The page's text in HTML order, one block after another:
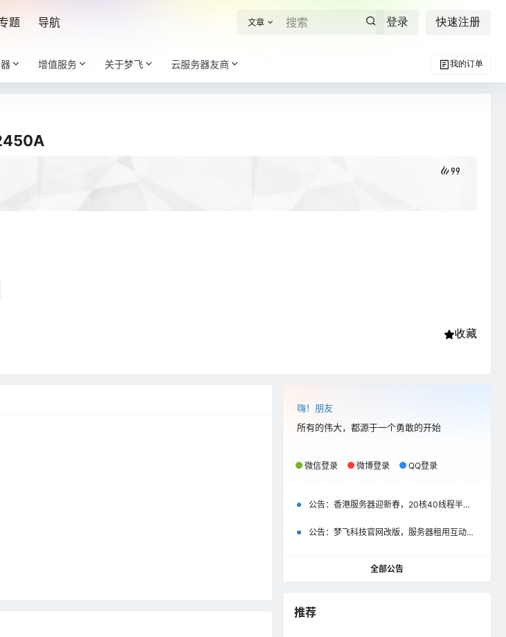
题 导航 文章 登录 快速注册
增值服务 关于梦飞 云服务器友商 我的订单
99
收藏
嗨！朋友
所有的伟大，都源于一个勇敢的开始
微信登录 微博登录 QQ登录
公告： 香港服务器迎新春，20核40线程半价优惠500元起
公告： 梦飞科技官网改版，服务器租用互动评价彰显以用户为中心
全部公告
推荐